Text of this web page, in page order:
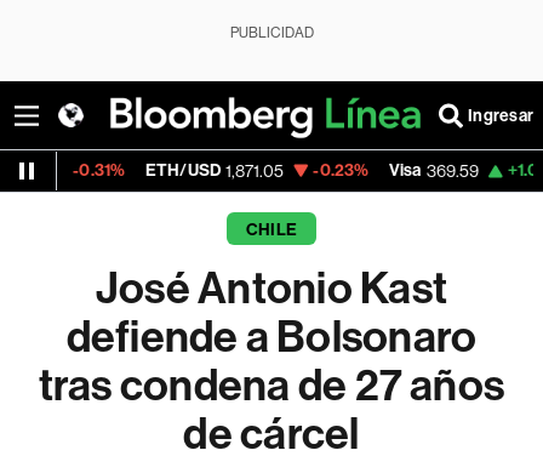
PUBLICIDAD
Ingresar
ETH/USD 1,871.05 -0.23% Visa 369.59 +1.07%
CHILE
José Antonio Kast
defiende a Bolsonaro
tras condena de 27 años
de cárcel